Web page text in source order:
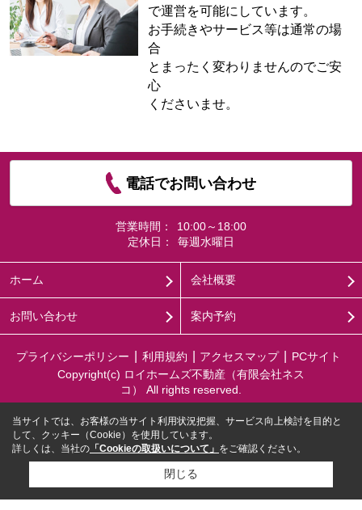
で運営を可能にしています。
お手続きやサービス等は通常の場
合
とまったく変わりませんのでご安
心
くださいませ。
電話でお問い合わせ
営業時間：
10:00～18:00
定休日：
毎週水曜日
ホーム 会社概要
お問い合わせ 案内予約
プライバシーポリシー 利用規約 アクセスマップ
PCサイト
Copyright(c) ロイホームズ不動産（有限会社ネス
コ） All rights reserved.
当サイトでは、お客様の当サイト利用状況把握、サービス向上検討を目的と
して、クッキー（Cookie）を使用しています。
詳しくは、当社の 「Cookieの取扱いについて」 をご確認ください。
閉じる